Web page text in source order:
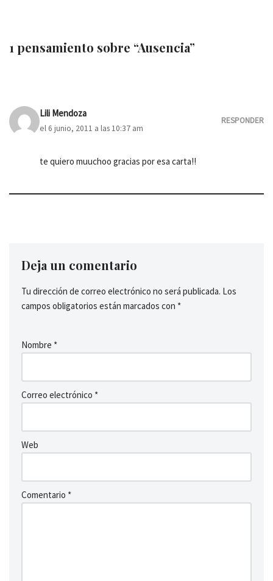
1 pensamiento sobre “Ausencia”
Lili Mendoza
el 6 junio, 2011 a las 10:37 am
RESPONDER
te quiero muuchoo gracias por esa carta!!
Deja un comentario
Tu dirección de correo electrónico no será publicada. Los
campos obligatorios están marcados con *
Nombre *
Correo electrónico *
Web
Comentario *